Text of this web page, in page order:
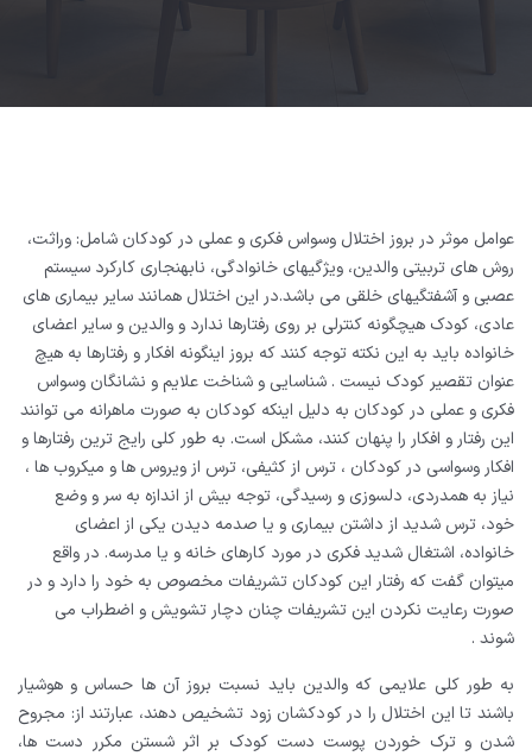
عوامل موثر در بروز اختلال وسواس فکری و عملی در کودکان شامل: وراثت،
روش های تربیتی والدین، ویژگی­های خانوادگی، نابهنجاری کارکرد سیستم
عصبی و آشفتگی­های خلقی می باشد.در این اختلال همانند سایر بیماری های
عادی، کودک هیچگونه کنترلی بر روی رفتارها ندارد و والدین و سایر اعضای
خانواده باید به این نکته توجه کنند که بروز اینگونه افکار و رفتارها به هیچ
عنوان تقصیر کودک نیست . شناسایی و شناخت علایم و نشانگان وسواس
فکری و عملی در کودکان به دلیل اینکه کودکان به صورت ماهرانه می توانند
این رفتار و افکار را پنهان کنند، مشکل است. به طور کلی رایج ترین رفتارها و
افکار وسواسی در کودکان ، ترس از کثیفی، ترس از ویروس ها و میکروب ها ،
نیاز به همدردی، دلسوزی و رسیدگی، توجه بیش از اندازه به سر و وضع
خود، ترس شدید از داشتن بیماری و یا صدمه دیدن یکی از اعضای
خانواده، اشتغال شدید فکری در مورد کارهای خانه و یا مدرسه. در واقع
میتوان گفت که رفتار این کودکان تشریفات مخصوص به خود را دارد و در
صورت رعایت نکردن این تشریفات چنان دچار تشویش و اضطراب می
شوند .
به طور کلی علایمی که والدین باید نسبت بروز آن ها حساس و هوشیار
باشند تا این اختلال را در کودکشان زود تشخیص دهند، عبارتند از: مجروح
شدن و ترک خوردن پوست دست کودک بر اثر شستن مکرر دست ها،